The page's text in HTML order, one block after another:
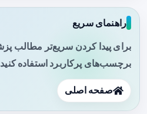
راهنمای سریع
برای پیدا کردن سریع‌تر مطالب
برچسب‌های پرکاربرد استفاده
صفحه اصلی